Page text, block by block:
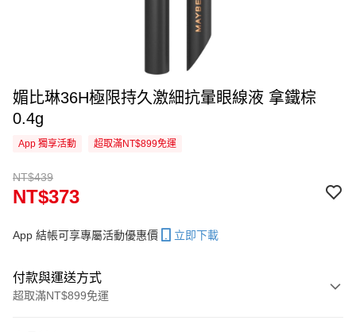
媚比琳36H極限持久激細抗暈眼線液 拿鐵棕
0.4g
App 獨享活動 超取滿NT$899免運
NT$439
NT$373
App 結帳可享專屬活動優惠價 立即下載
付款與運送方式
超取滿NT$899免運